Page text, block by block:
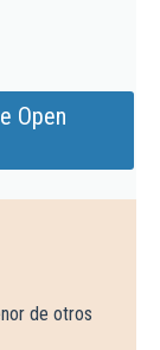
Open
de otros